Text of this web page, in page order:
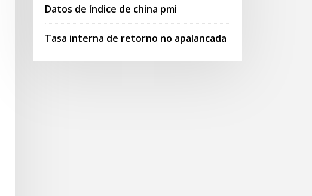
Datos de índice de china pmi
Tasa interna de retorno no apalancada